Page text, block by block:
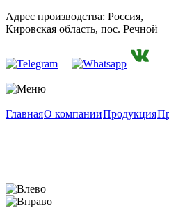
Адрес производства: Россия,
Кировская область, пос. Речной
ГлавнаяО компанииПродукция